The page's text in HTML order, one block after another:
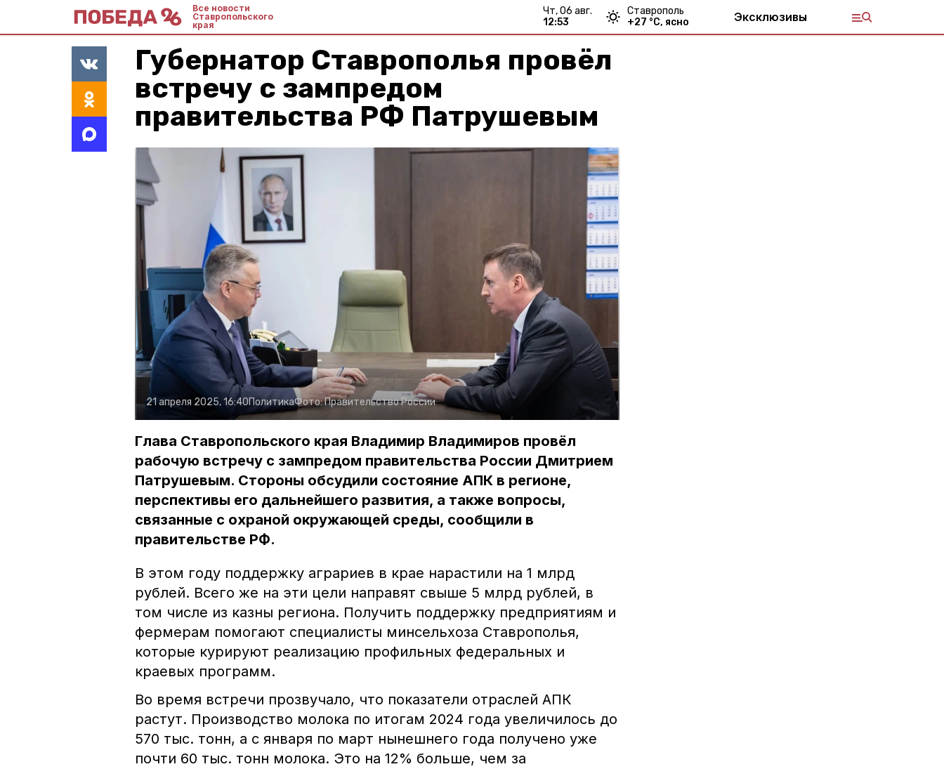
Все новости
Ставропольского
края
чт, 06 авг.
12:53
Ставрополь
+27 °С, ясно Эксклюзивы
Губернатор Ставрополья провёл
встречу с зампредом
правительства РФ Патрушевым
21 апреля 2025, 16:40ПолитикаФото:Правительство России
Глава Ставропольского края Владимир Владимиров провёл
рабочую встречу с зампредом правительства России Дмитрием
Патрушевым. Стороны обсудили состояние АПК в регионе,
перспективы его дальнейшего развития, а также вопросы,
связанные с охраной окружающей среды, сообщили в
правительстве РФ.
В этом году поддержку аграриев в крае нарастили на 1 млрд
рублей. Всего же на эти цели направят свыше 5 млрд рублей, в
том числе из казны региона. Получить поддержку предприятиям и
фермерам помогают специалисты минсельхоза Ставрополья,
которые курируют реализацию профильных федеральных и
краевых программ.
Во время встречи прозвучало, что показатели отраслей АПК
растут. Производство молока по итогам 2024 года увеличилось до
570 тыс. тонн, а с января по март нынешнего года получено уже
почти 60 тыс. тонн молока. Это на 12% больше, чем за